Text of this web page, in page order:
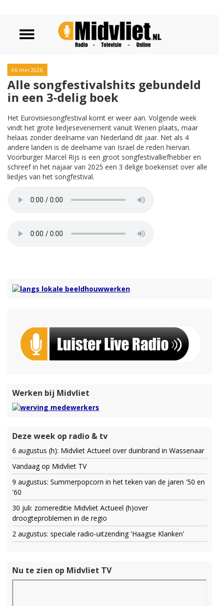
06 mei 2026
Alle songfestivalshits gebundeld
in een 3-delig boek
Het Eurovisiesongfestival komt er weer aan. Volgende week
vindt het grote liedjesevenement vanuit Wenen plaats, maar
helaas zonder deelname van Nederland dit jaar. Net als 4
andere landen is de deelname van Israel de reden hiervan.
Voorburger Marcel Rijs is een groot songfestivalliefhebber en
schreef in het najaar van 2025 een 3 delige boekenset over alle
liedjes van het songfestival.
Werken bij Midvliet
Deze week op radio & tv
6 augustus (h): Midvliet Actueel over duinbrand in Wassenaar
Vandaag op Midvliet TV
9 augustus: Summerpopcorn in het teken van de jaren '50 en
'60
30 juli: zomereditie Midvliet Actueel (h)over
droogteproblemen in de regio
2 augustus: speciale radio-uitzending 'Haagse Klanken'
Nu te zien op Midvliet TV